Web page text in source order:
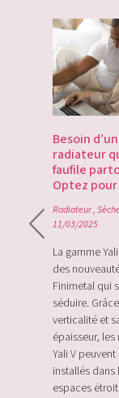
Besoin d’un
radiateur
faufile
Optez pour
Radiateur,
11/03/2025
La gamme
des
Finimetal qui
séduire.
verticalité et
épaisseur,
Yali V
installés dans
espaces